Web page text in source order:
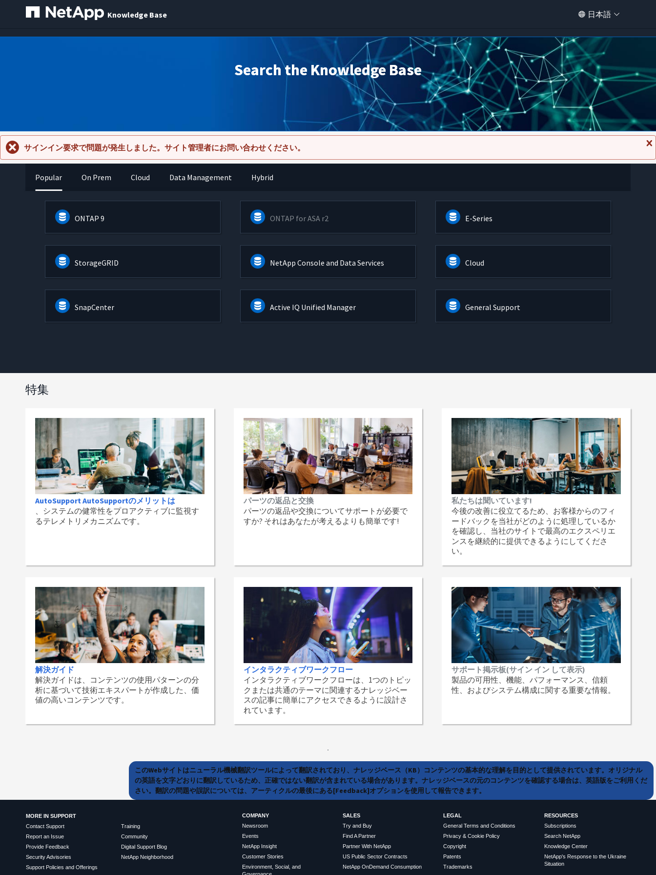
Knowledge Base 日本語
Search the Knowledge Base
メ
ッ
サインイン要求で問題が発生しました。サイト管理者にお問い合わせください。
Popular On Prem Cloud Data Management Hybrid
ONTAP 9 ONTAP for ASA r2 E-Series
StorageGRID NetApp Console and Data Services Cloud
SnapCenter Active IQ Unified Manager General Support
特集
AutoSupport AutoSupportのメリットは
、システムの健常性をプロアクティブに監視す
るテレメトリメカニズムです。
パーツの返品と交換
パーツの返品や交換についてサポートが必要で
すか? それはあなたが考えるよりも簡単です!
私たちは聞いています!
今後の改善に役立てるため、お客様からのフィ
ードバックを当社がどのように処理しているか
を確認し、当社のサイトで最高のエクスペリエ
ンスを継続的に提供できるようにしてくださ
い。
解決ガイド
解決ガイドは、コンテンツの使用パターンの分
析に基づいて技術エキスパートが作成した、価
値の高いコンテンツです。
インタラクティブワークフロー
インタラクティブワークフローは、1つのトピッ
クまたは共通のテーマに関連するナレッジベー
スの記事に簡単にアクセスできるように設計さ
れています。
サポート掲示板(サイン イン して表示)
製品の可用性、機能、パフォーマンス、信頼
性、およびシステム構成に関する重要な情報。
このWebサイトはニューラル機械翻訳ツールによって翻訳されており、ナレッジベース（KB）コンテンツの基本的な理解を目的として提供されています。オリジナル
の英語を文字どおりに翻訳しているため、正確ではない翻訳が含まれている場合があります。ナレッジベースの元のコンテンツを確認する場合は、英語版をご利用くだ
さい。翻訳の問題や誤訳については、アーティクルの最後にある[Feedback]オプションを使用して報告できます。
MORE IN SUPPORT
Contact Support
Report an Issue
Provide Feedback
Security Advisories
Support Policies and Offerings
Training
Community
Digital Support Blog
NetApp Neighborhood
COMPANY
Newsroom
Events
NetApp Insight
Customer Stories
Environment, Social, and
SALES
Try and Buy
Find A Partner
Partner With NetApp
US Public Sector Contracts
NetApp OnDemand Consumption
LEGAL
General Terms and Conditions
Privacy & Cookie Policy
Copyright
Patents
Trademarks
RESOURCES
Subscriptions
Search NetApp
Knowledge Center
NetApp's Response to the Ukraine
Situation